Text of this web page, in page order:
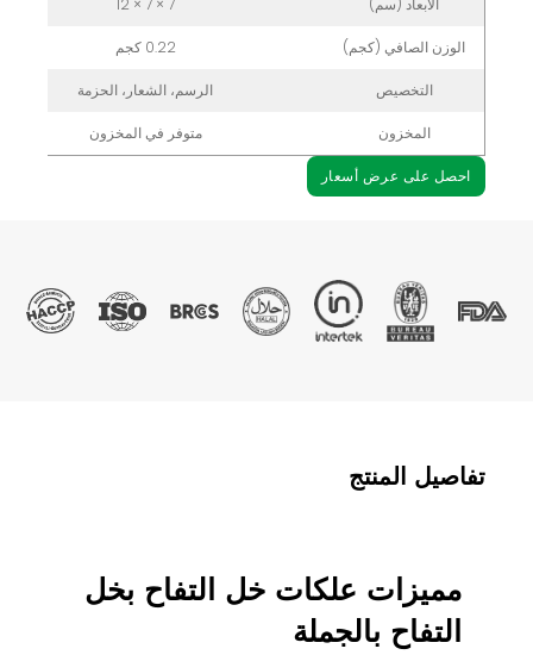
الأبعاد (سم) 7 × 7 × 12
الوزن الصافي (كجم) 0.22 كجم
التخصيص الرسم، الشعار، الحزمة
المخزون متوفر في المخزون
احصل على عرض أسعار
تفاصيل المنتج
مميزات علكات خل التفاح بخل
التفاح بالجملة